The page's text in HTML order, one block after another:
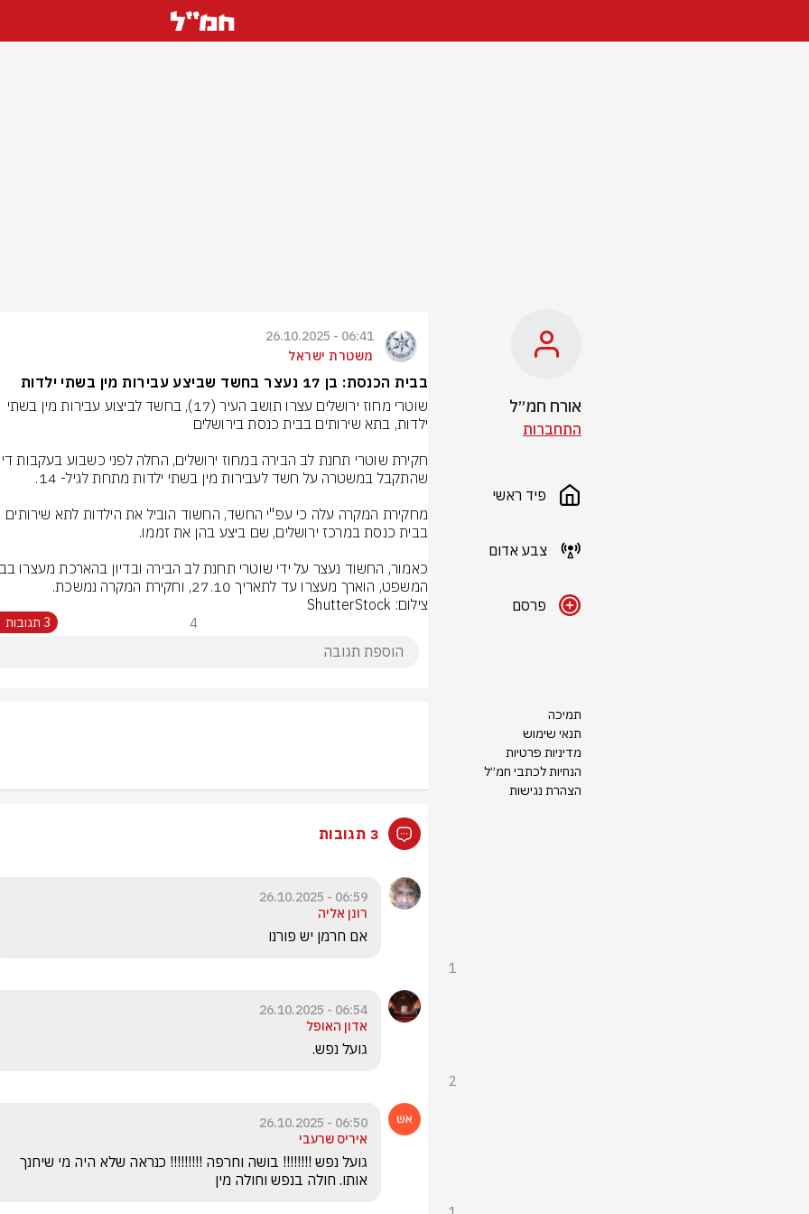
אורח חמ״ל
התחברות
פיד ראשי
צבע אדום
פרסם
תמיכה
תנאי שימוש
מדיניות פרטיות
הנחיות לכתבי חמ״ל
הצהרת נגישות
06:41 - 26.10.2025
משטרת ישראל
בבית הכנסת: בן 17 נעצר בחשד שביצע עבירות מין בשתי ילדות
המשפט, הוארך מעצרו עד לתאריך 27.10, וחקירת המקרה נמשכת.
צילום: ShutterStock
4 3 תגובות
3 תגובות
06:59 - 26.10.2025
רונן אליה
אם חרמן יש פורנו
1
06:54 - 26.10.2025
אדון האופל
גועל נפש.
2
06:50 - 26.10.2025
איריס שרעבי
אותו. חולה בנפש וחולה מין